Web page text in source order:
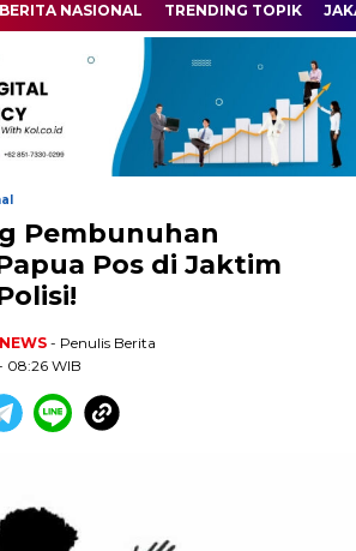
BERITA NASIONAL TRENDING TOPIK
Pembunuhan
Pos di Jaktim
- Penulis Berita
08:26 WIB